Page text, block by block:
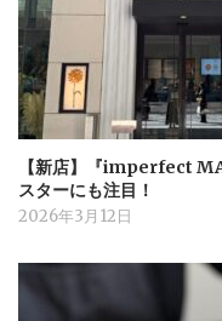
【新店】『imperfect
スターにも注目！
2026年3月12日